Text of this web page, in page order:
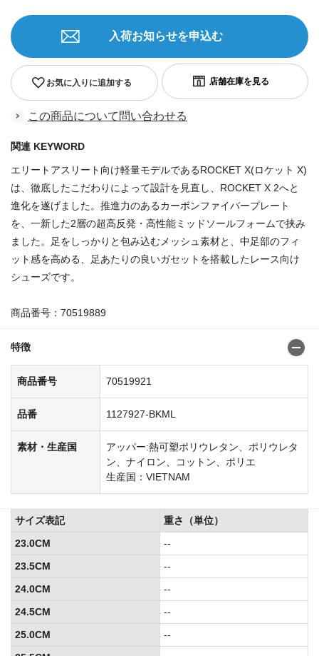
お気に入りに追加する
入荷お知らせを申込む
この商品について問い合わせる
関連 KEYWORD
エリートアスリート向け軽量モデルであるROCKET X(ロケット X)
は、徹底したこだわりによって設計を見直し、ROCKET X 2へと
進化を遂げました。推進力のあるカーボンファイバープレート
を、一新した2層の超高反発・高性能ミッドソールフォームで挟み
ました。足をしっかりと包み込むメッシュ素材と、中足部のフィ
ット感を高める、足あたりの良いガセットを搭載したレース向け
シューズです。
商品番号：70519889
特徴
商品番号 70519921
品番 1127927-BKML
素材・生産国
アッパー:熱可塑ポリウレタン、ポリウレタ
ン、ナイロン、コットン、ポリエ
生産国：VIETNAM
サイズ表記
重さ（単位）
23.0CM
--
23.5CM
--
24.0CM
--
24.5CM
--
25.0CM
--